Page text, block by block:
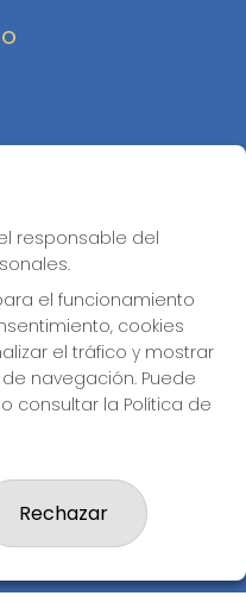
CADIZ - RECEPTOR
responsable del
el funcionamiento
cookies
el tráfico y mostrar
navegación. Puede
consultar la Política de
Rechazar